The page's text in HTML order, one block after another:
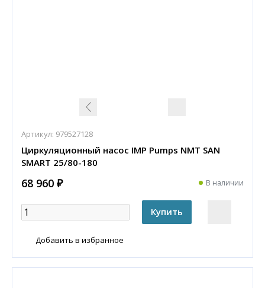
Артикул: 979527128
Циркуляционный насос IMP Pumps NMT SAN
SMART 25/80-180
68 960 ₽ В наличии
Добавить в избранное